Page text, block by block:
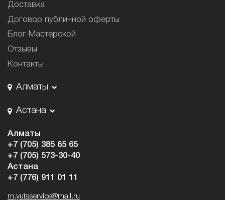
Доставка
Договор публичной оферты
Блог Мастерской
Отзывы
Контакты
Алматы
Астана
Алматы
+7 (705) 385 65 65
+7 (705) 573-30-40
Астана
+7 (776) 911 01 11
m.yutaservice@mail.ru